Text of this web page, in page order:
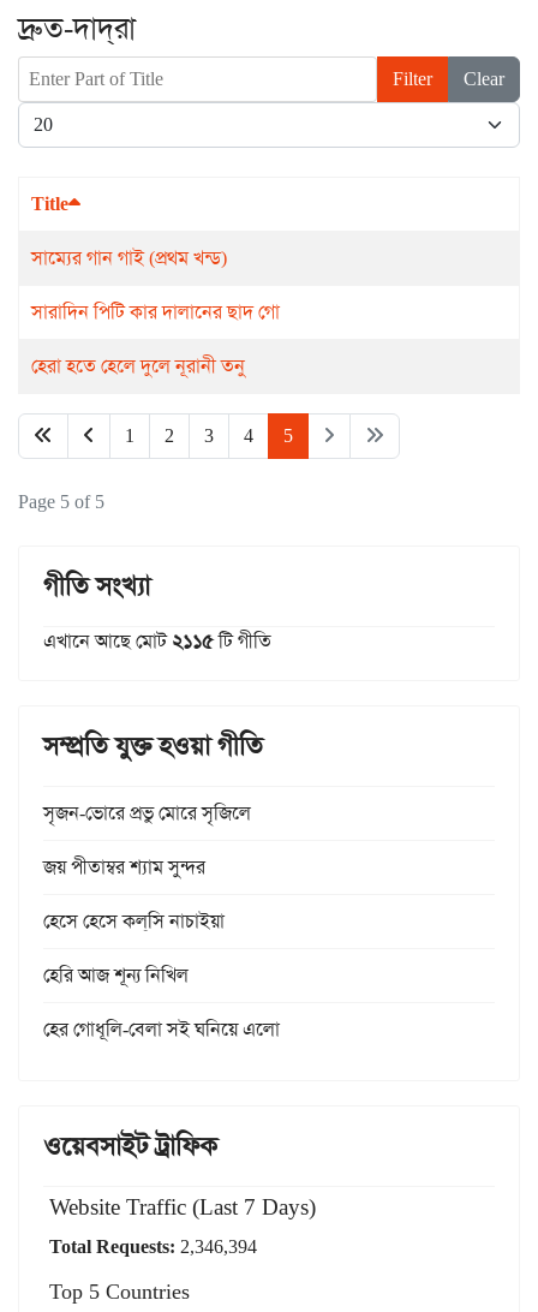
দ্রুত-দাদ্‌রা
Enter Part of Title Filter
Clear
Display #
Title
সাম্যের গান গাই (প্রথম খন্ড)
সারাদিন পিটি কার দালানের ছাদ গো
হেরা হতে হেলে দুলে নূরানী তনু
1 2 3 4 5
Page 5 of 5
গীতি সংখ্যা
এখানে আছে মোট২১১৫টি গীতি
সম্প্রতি যুক্ত হওয়া গীতি
সৃজন-ভোরে প্রভু মোরে সৃজিলে
জয় পীতাম্বর শ্যাম সুন্দর
হেসে হেসে কল্‌সি নাচাইয়া
হেরি আজ শূন্য নিখিল
হের গোধূলি-বেলা সই ঘনিয়ে এলো
ওয়েবসাইট ট্রাফিক
Website Traffic (Last 7 Days)
Total Requests: 2,346,394
Top 5 Countries